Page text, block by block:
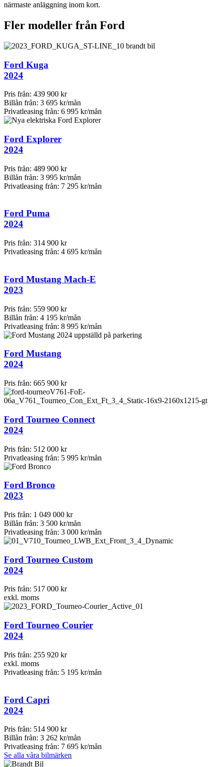
närmaste anläggning inom kort.
Fler modeller från Ford
Ford Kuga
2024
Pris från: 439 900 kr
Billån från: 3 695 kr/mån
Privatleasing från: 6 995 kr/mån
Ford Explorer
2024
Pris från: 489 900 kr
Billån från: 3 995 kr/mån
Privatleasing från: 7 295 kr/mån
Ford Puma
2024
Pris från: 314 900 kr
Privatleasing från: 4 695 kr/mån
Ford Mustang Mach-E
2023
Pris från: 559 900 kr
Billån från: 4 195 kr/mån
Privatleasing från: 8 995 kr/mån
Ford Mustang
2024
Pris från: 665 900 kr
Ford Tourneo Connect
2024
Pris från: 512 000 kr
Privatleasing från: 5 995 kr/mån
Ford Bronco
2023
Pris från: 1 049 000 kr
Billån från: 3 500 kr/mån
Privatleasing från: 3 000 kr/mån
Ford Tourneo Custom
2024
Pris från: 517 000 kr
exkl. moms
Ford Tourneo Courier
2024
Pris från: 255 920 kr
exkl. moms
Privatleasing från: 5 195 kr/mån
Ford Capri
2024
Pris från: 514 900 kr
Billån från: 3 262 kr/mån
Privatleasing från: 7 695 kr/mån
Se alla våra bilmärken